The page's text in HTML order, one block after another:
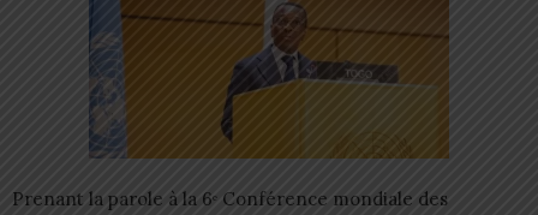
Prenant la parole à la 6ᵉ Conférence mondiale des